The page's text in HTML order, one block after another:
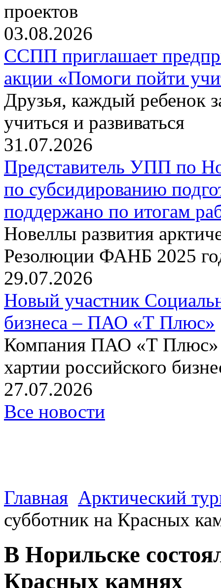
проектов
03.08.2026
ССПП приглашает
акции «Помоги пойти
Друзья, каждый ребенок
учиться и развиваться
31.07.2026
Представитель УПП по
по субсидированию
поддержано по итогам
Новеллы развития
Резолюции ФАНБ 2025
29.07.2026
Новый участник
бизнеса – ПАО «Т Плюс»
Компания ПАО «Т Плюс»
хартии российского
27.07.2026
Все новости
Главная Арктический
субботник на Красных
В Норильске
Красных камнях